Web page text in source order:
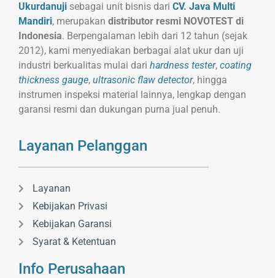
Ukurdanuji sebagai unit bisnis dari CV. Java Multi
Mandiri, merupakan distributor resmi NOVOTEST di
Indonesia. Berpengalaman lebih dari 12 tahun (sejak
2012), kami menyediakan berbagai alat ukur dan uji
industri berkualitas mulai dari hardness tester, coating
thickness gauge, ultrasonic flaw detector, hingga
instrumen inspeksi material lainnya, lengkap dengan
garansi resmi dan dukungan purna jual penuh.
Layanan Pelanggan
Layanan
Kebijakan Privasi
Kebijakan Garansi
Syarat & Ketentuan
Info Perusahaan